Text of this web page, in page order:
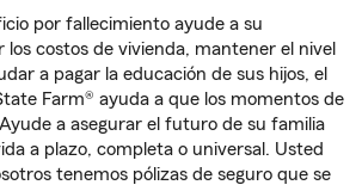
por fallecimiento ayude a su
los costos de vivienda, mantener el nivel
a pagar la educación de sus hijos, el
Farm® ayuda a que los momentos de
a asegurar el futuro de su familia
a plazo, completa o universal. Usted
tenemos pólizas de seguro que se